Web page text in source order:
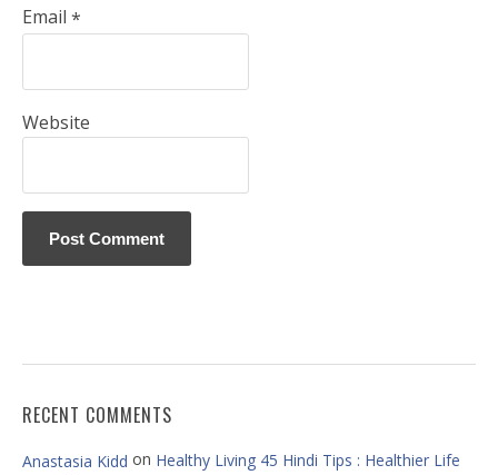
Email *
Website
RECENT COMMENTS
Anastasia Kidd on Healthy Living 45 Hindi Tips : Healthier Life